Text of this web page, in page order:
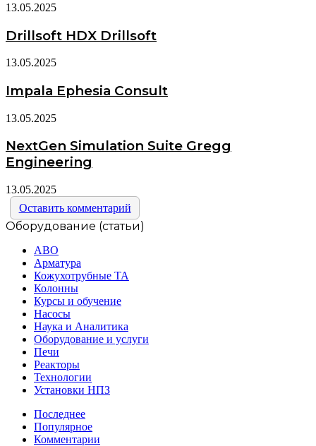
13.05.2025
Drillsoft HDX Drillsoft
13.05.2025
Impala Ephesia Consult
13.05.2025
NextGen Simulation Suite Gregg
Engineering
13.05.2025
Оставить комментарий
Оборудование (статьи)
АВО
Арматура
Кожухотрубные ТА
Колонны
Курсы и обучение
Насосы
Наука и Аналитика
Оборудование и услуги
Печи
Реакторы
Технологии
Установки НПЗ
Последнее
Популярное
Комментарии